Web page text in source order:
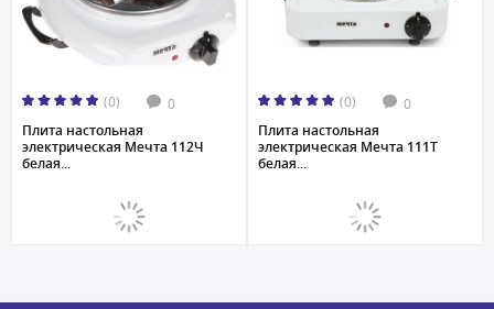
(0) 0
Плита настольная
электрическая Мечта 112Ч
белая...
(0) 0
Плита настольная
электрическая Мечта 111Т
белая...